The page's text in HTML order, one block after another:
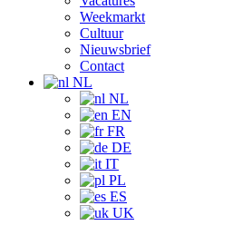
Weekmarkt
Cultuur
Nieuwsbrief
Contact
NL
NL
EN
FR
DE
IT
PL
ES
UK